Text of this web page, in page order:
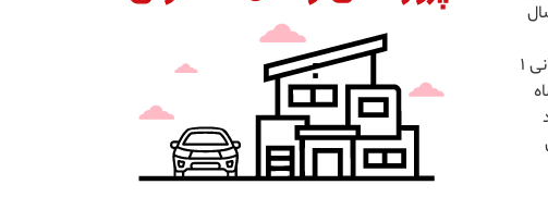
ماه نخست امسال
فرودگاه‌های آنتالیا و غازی‌پاشا-آلانیا که از سوی اداره امور فرهنگی و گردشگری استانداری آنتالیا اعلام شده است، در بازه زمانی ۱
ماه